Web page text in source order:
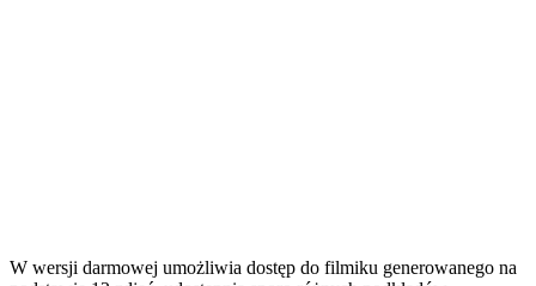
W wersji darmowej umożliwia dostęp do filmiku generowanego na